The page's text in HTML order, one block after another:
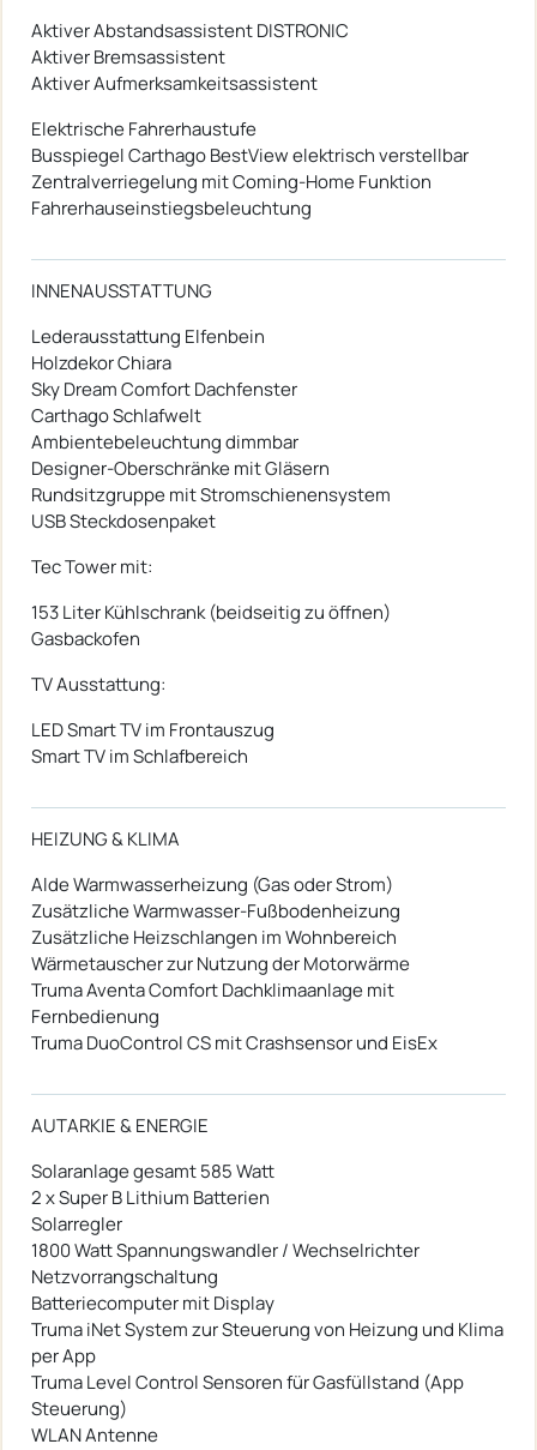
Aktiver Abstandsassistent DISTRONIC
Aktiver Bremsassistent
Aktiver Aufmerksamkeitsassistent
Elektrische Fahrerhaustufe
Busspiegel Carthago BestView elektrisch verstellbar
Zentralverriegelung mit Coming-Home Funktion
Fahrerhauseinstiegsbeleuchtung
INNENAUSSTATTUNG
Lederausstattung Elfenbein
Holzdekor Chiara
Sky Dream Comfort Dachfenster
Carthago Schlafwelt
Ambientebeleuchtung dimmbar
Designer-Oberschränke mit Gläsern
Rundsitzgruppe mit Stromschienensystem
USB Steckdosenpaket
Tec Tower mit:
153 Liter Kühlschrank (beidseitig zu öffnen)
Gasbackofen
TV Ausstattung:
LED Smart TV im Frontauszug
Smart TV im Schlafbereich
HEIZUNG & KLIMA
Alde Warmwasserheizung (Gas oder Strom)
Zusätzliche Warmwasser-Fußbodenheizung
Zusätzliche Heizschlangen im Wohnbereich
Wärmetauscher zur Nutzung der Motorwärme
Truma Aventa Comfort Dachklimaanlage mit
Fernbedienung
Truma DuoControl CS mit Crashsensor und EisEx
AUTARKIE & ENERGIE
Solaranlage gesamt 585 Watt
2 x Super B Lithium Batterien
Solarregler
1800 Watt Spannungswandler / Wechselrichter
Netzvorrangschaltung
Batteriecomputer mit Display
Truma iNet System zur Steuerung von Heizung und Klima
per App
Truma Level Control Sensoren für Gasfüllstand (App
Steuerung)
WLAN Antenne